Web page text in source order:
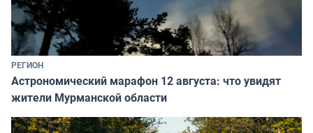
РЕГИОН
Астрономический марафон 12 августа: что увидят
жители Мурманской области